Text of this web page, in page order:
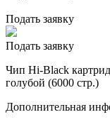
Подать заявку
Подать заявку
Чип Hi-Black
голубой (6000 стр.)
Дополнительная